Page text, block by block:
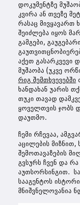
დოკუმენტზე
კვირა ან თვეზე
რასაც მივყავართ
შეიძლება იყოს
გამგები,
აქეთ გასარკვევი
მუშაობა (უკვე
რიგ შემთხვევებში
ხანდახან უარის
თუკი თავად
ყოველთვის ჯობს
დაუთმო.
ჩემი რჩევაა,
აცილების მიზნით,
შემოთავაზების
გვსურს ჩვენ და
აუთსორსინგით.
სააგენტოს
მნიშვნელოვანია